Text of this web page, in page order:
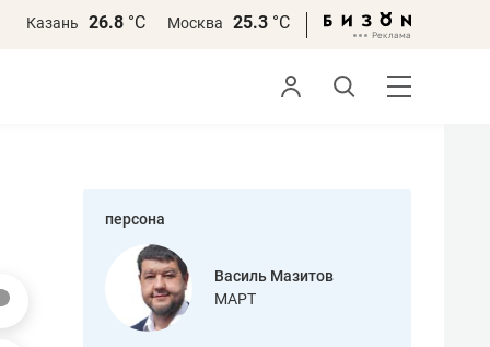
Казань 26.8 °С Москва 25.3 °С
персона
Василь Мазитов
МАРТ